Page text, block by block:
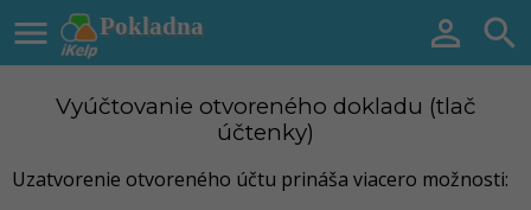
Pokladna
  
Vyúčtovanie otvoreného dokladu (tlač
účtenky)
Uzatvorenie otvoreného účtu prináša viacero možnosti: